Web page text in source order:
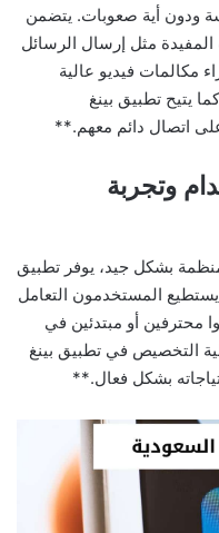
ودون أية صعوبات. يتضمن
مثل إرسال الرسائل
مكالمات فيديو عالية
يتيح تطبيق بينغ
اتصال دائم معهم.**
وتجربة
بشكل جيد، يوفر تطبيق
المستخدمون التعامل
محترفين أو مبتدئين في
التخصيص في تطبيق بينغ
بشكل فعال.**